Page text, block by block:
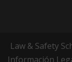
Law & Safety
Información